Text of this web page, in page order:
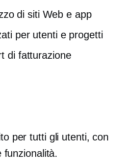
di siti Web e app
per utenti e progetti
di fatturazione
per tutti gli utenti, con
funzionalità.